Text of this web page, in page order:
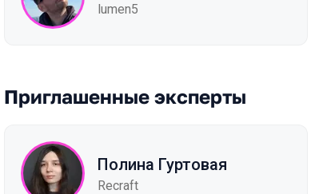
lumen5
Приглашенные эксперты
Полина Гуртовая
Recraft